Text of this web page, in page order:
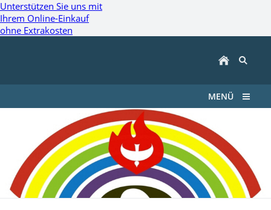
Unterstützen Sie uns mit
Ihrem Online-Einkauf
ohne Extrakosten
MENÜ